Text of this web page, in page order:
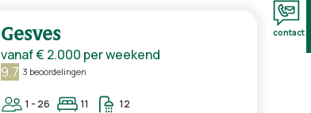
Gesves
vanaf€ 2.000 per weekend
9.7 3 beoordelingen
1 - 26 11 12
contact